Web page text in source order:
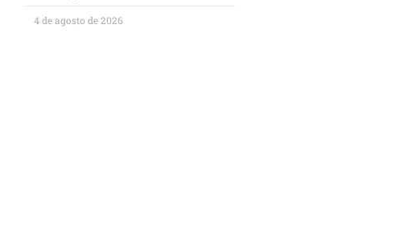
4 de agosto de 2026